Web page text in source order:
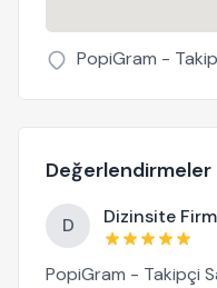
PopiGram -
Değerlendirmeler
D Dizinsite
PopiGram - Takipçi